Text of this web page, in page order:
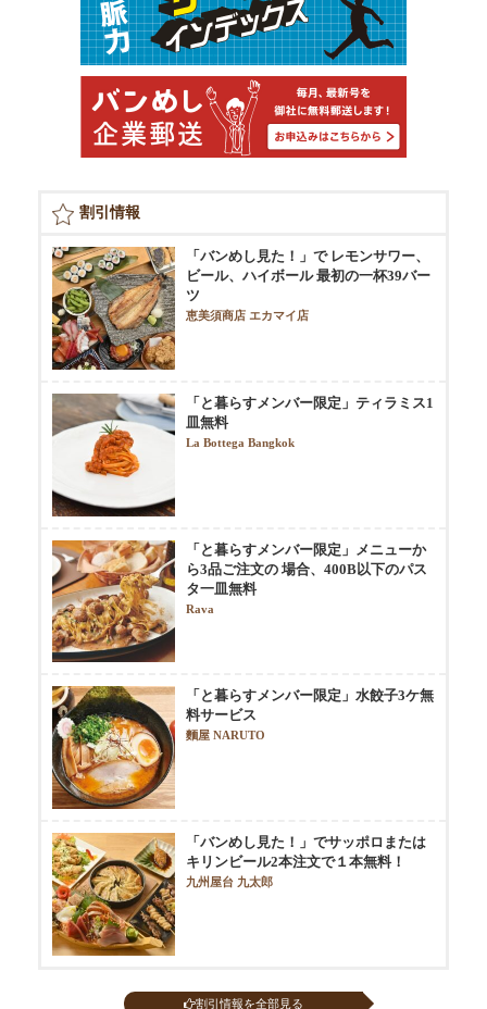
割引情報
「バンめし見た！」で レモンサワー、
ビール、ハイボール 最初の一杯39バー
ツ
恵美須商店 エカマイ店
「と暮らすメンバー限定」ティラミス1
皿無料
La Bottega Bangkok
「と暮らすメンバー限定」メニューか
ら3品ご注文の 場合、400B以下のパス
タ一皿無料
Rava
「と暮らすメンバー限定」水餃子3ケ無
料サービス
麵屋 NARUTO
「バンめし見た！」でサッポロまたは
キリンビール2本注文で１本無料！
九州屋台 九太郎
割引情報を全部見る